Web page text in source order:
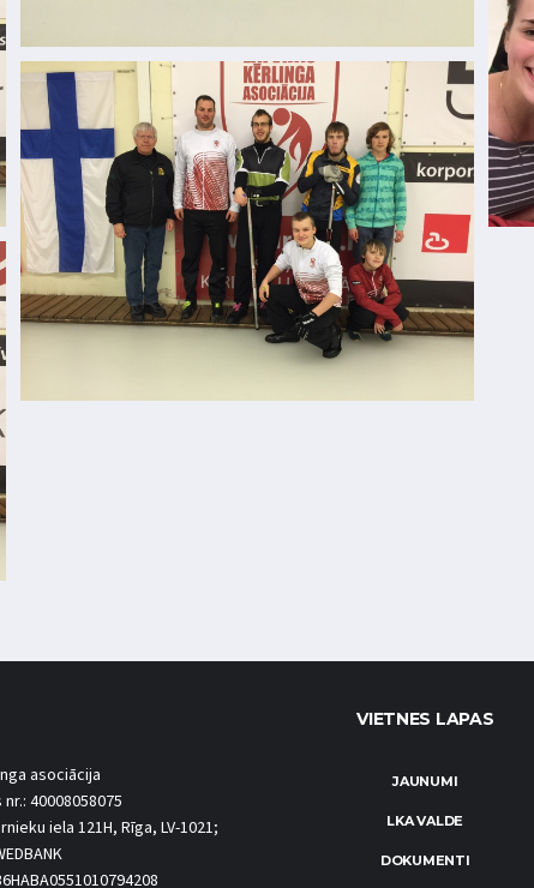
asociācija
40008058075
iela 121H, Rīga, LV-1021;
VIETNES LAPAS
JAUNUMI
LKA VALDE
DOKUMENTI